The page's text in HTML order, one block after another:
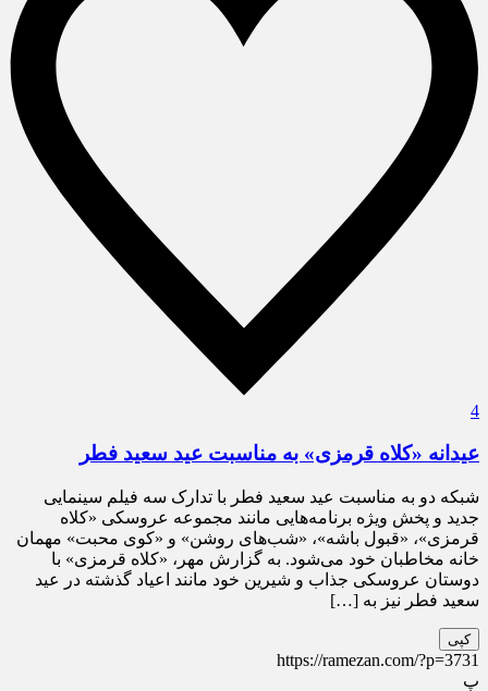
4
عیدانه «کلاه قرمزی» به مناسبت عید سعید فطر
شبکه دو به مناسبت عید سعید فطر با تدارک سه فیلم سینمایی
جدید و پخش ویژه برنامه‌هایی مانند مجموعه عروسکی «کلاه
قرمزی»،‌ «قبول باشه»، «شب‌های روشن» و «کوی محبت» مهمان
خانه مخاطبان خود می‌شود. به گزارش مهر، «کلاه قرمزی» با
دوستان عروسکى جذاب و شیرین خود مانند اعیاد گذشته در عید
سعید فطر نیز به […]
کپی
https://ramezan.com/?p=3731
پ